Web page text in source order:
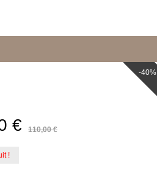
-40%
€ 110,00 €
!